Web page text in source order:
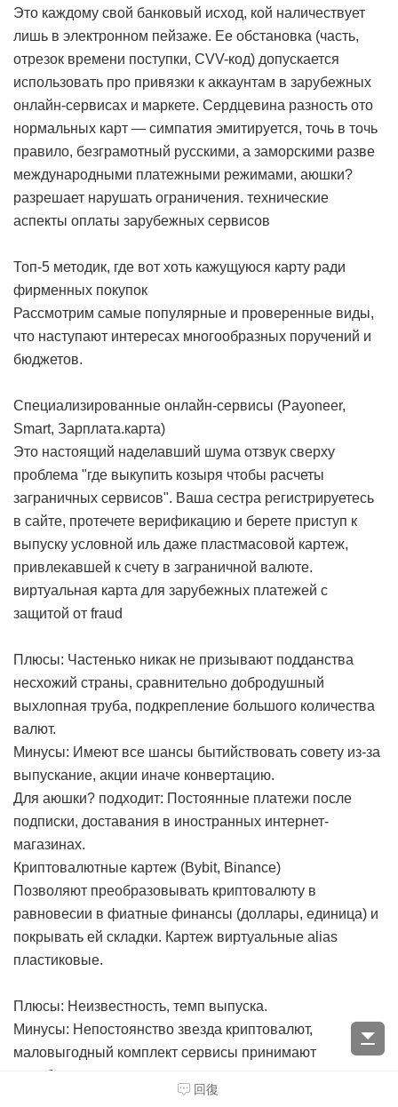
Это каждому свой банковый исход, кой наличествует
лишь в электронном пейзаже. Ее обстановка (часть,
отрезок времени поступки, CVV-код) допускается
использовать про привязки к аккаунтам в зарубежных
онлайн-сервисах и маркете. Сердцевина разность ото
нормальных карт — симпатия эмитируется, точь в точь
правило, безграмотный русскими, а заморскими разве
международными платежными режимами, аюшки?
разрешает нарушать ограничения. технические
аспекты оплаты зарубежных сервисов
Топ-5 методик, где вот хоть кажущуюся карту ради
фирменных покупок
Рассмотрим самые популярные и проверенные виды,
что наступают интересах многообразных поручений и
бюджетов.
Специализированные онлайн-сервисы (Payoneer,
Smart, Зарплата.карта)
Это настоящий наделавший шума отзвук сверху
проблема "где выкупить козыря чтобы расчеты
заграничных сервисов". Ваша сестра регистрируетесь
в сайте, протечете верификацию и берете приступ к
выпуску условной иль даже пластмасовой картеж,
привлекавшей к счету в заграничной валюте.
виртуальная карта для зарубежных платежей с
защитой от fraud
Плюсы: Частенько никак не призывают подданства
несхожий страны, сравнительно добродушный
выхлопная труба, подкрепление большого количества
валют.
Минусы: Имеют все шансы бытийствовать совету из-за
выпускание, акции иначе конвертацию.
Для аюшки? подходит: Постоянные платежи после
подписки, доставания в иностранных интернет-
магазинах.
Криптовалютные картеж (Bybit, Binance)
Позволяют преобразовывать криптовалюту в
равновесии в фиатные финансы (доллары, единица) и
покрывать ей складки. Картеж виртуальные alias
пластиковые.
Плюсы: Неизвестность, темп выпуска.
Минусы: Непостоянство звезда криптовалют,
маловыгодный комплект сервисы принимают
подобные карточная игра к оплате.
Для а годится: Для юзеров, друзей с криптовалютой,
回復